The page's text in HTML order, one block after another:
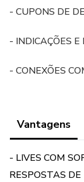
- CUPONS DE
- INDICAÇÕES
- CONEXÕES
Vantagens
- LIVES COM
RESPOSTAS